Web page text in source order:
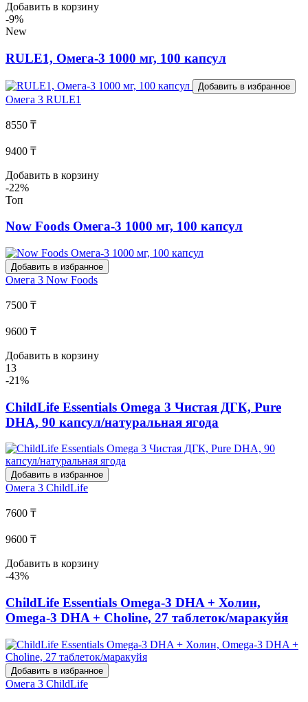
Добавить в корзину
-9%
New
RULE1, Омега-3 1000 мг, 100 капсул
Добавить в избранное
Омега 3 RULE1
8550 ₸
9400 ₸
Добавить в корзину
-22%
Топ
Now Foods Омега-3 1000 мг, 100 капсул
Добавить в избранное
Омега 3 Now Foods
7500 ₸
9600 ₸
Добавить в корзину
13
-21%
ChildLife Essentials Omega 3 Чистая ДГК, Pure
DHA, 90 капсул/натуральная ягода
Добавить в избранное
Омега 3 ChildLife
7600 ₸
9600 ₸
Добавить в корзину
-43%
ChildLife Essentials Omega-3 DHA + Холин,
Omega-3 DHA + Choline, 27 таблеток/маракуйя
Добавить в избранное
Омега 3 ChildLife